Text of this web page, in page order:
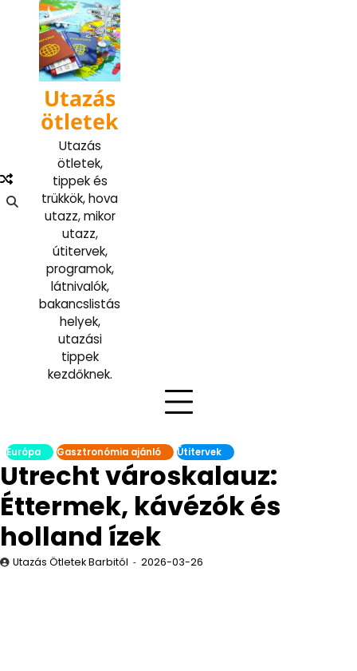
content
Utazás
ötletek
Utazás
ötletek,
tippek és
trükkök, hova
utazz, mikor
utazz,
útitervek,
programok,
látnivalók,
bakancslistás
helyek,
utazási
tippek
kezdőknek.
Európa Gasztronómia ajánló Útitervek
Utrecht városkalauz:
Éttermek, kávézók és
holland ízek
Utazás Ötletek Barbitól 2026-03-26